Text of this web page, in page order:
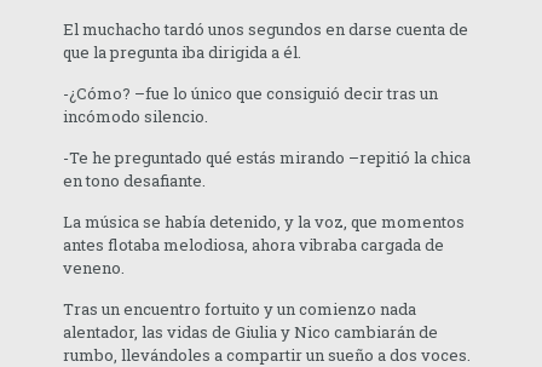
El muchacho tardó unos segundos en darse cuenta de
que la pregunta iba dirigida a él.
-¿Cómo? –fue lo único que consiguió decir tras un
incómodo silencio.
-Te he preguntado qué estás mirando –repitió la chica
en tono desafiante.
La música se había detenido, y la voz, que momentos
antes flotaba melodiosa, ahora vibraba cargada de
veneno.
Tras un encuentro fortuito y un comienzo nada
alentador, las vidas de Giulia y Nico cambiarán de
rumbo, llevándoles a compartir un sueño a dos voces.